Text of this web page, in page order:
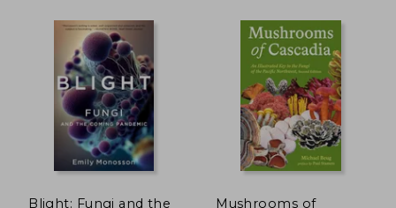
45% 45%
Blight: Fungi and the Mushrooms of